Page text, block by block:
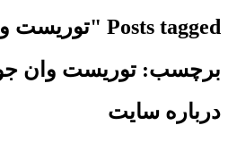
Posts tagged "توریست وان جورجیا"
برچسب: توریست وان
درباره سایت